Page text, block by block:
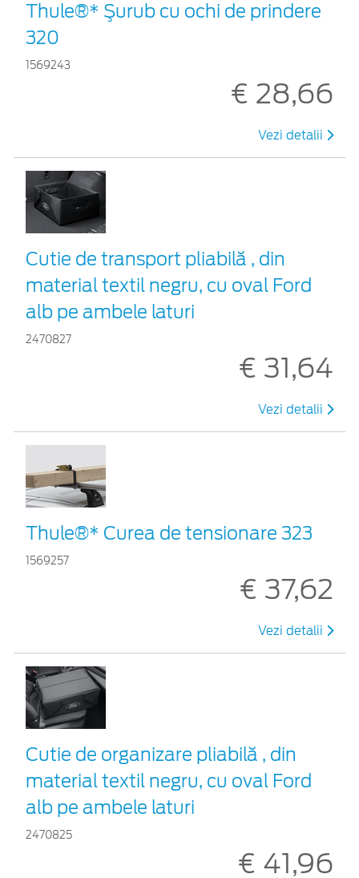
Thule®* Şurub cu ochi de prindere
320
1569243
€ 28,66
Vezi detalii
Cutie de transport pliabilă , din
material textil negru, cu oval Ford
alb pe ambele laturi
2470827
€ 31,64
Vezi detalii
Thule®* Curea de tensionare 323
1569257
€ 37,62
Vezi detalii
Cutie de organizare pliabilă , din
material textil negru, cu oval Ford
alb pe ambele laturi
2470825
€ 41,96